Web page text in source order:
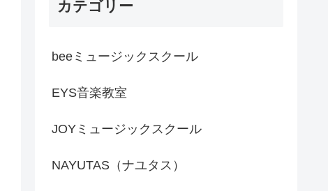
カテゴリー
beeミュージックスクール
EYS音楽教室
JOYミュージックスクール
NAYUTAS（ナユタス）